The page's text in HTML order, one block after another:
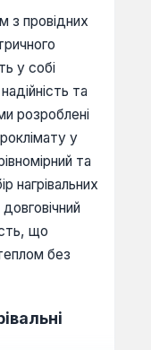
з провідних
у собі
та
розроблені
у
та
нагрівальних
що
без